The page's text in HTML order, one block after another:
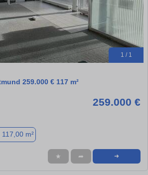
1 / 1
259.000 € 117 m²
259.000 €
117,00 m²
★ ➦ ➜